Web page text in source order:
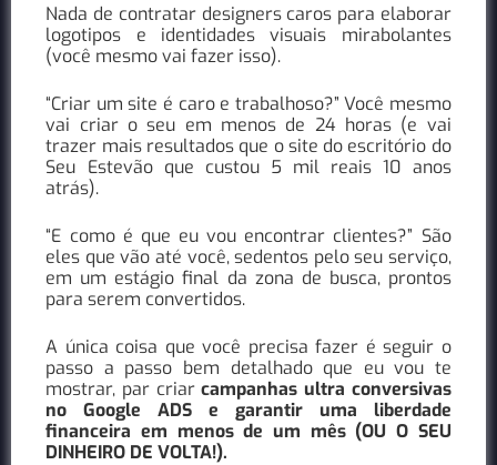
Nada de contratar designers caros para elaborar
logotipos e identidades visuais mirabolantes
(você mesmo vai fazer isso).
“Criar um site é caro e trabalhoso?” Você mesmo
vai criar o seu em menos de 24 horas (e vai
trazer mais resultados que o site do escritório do
Seu Estevão que custou 5 mil reais 10 anos
atrás).
“E como é que eu vou encontrar clientes?” São
eles que vão até você, sedentos pelo seu serviço,
em um estágio final da zona de busca, prontos
para serem convertidos.
A única coisa que você precisa fazer é seguir o
passo a passo bem detalhado que eu vou te
mostrar, par criarcampanhas ultra conversivas
no Google ADS e garantir uma liberdade
financeira em menos de um mês (OU O SEU
DINHEIRO DE VOLTA!).